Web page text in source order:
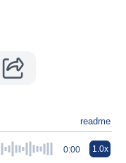
readme
0:00 1.0x